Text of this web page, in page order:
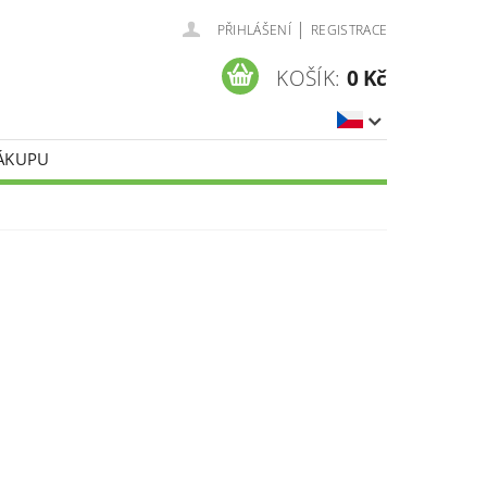
PŘIHLÁŠENÍ | REGISTRACE
KOŠÍK: 0 Kč